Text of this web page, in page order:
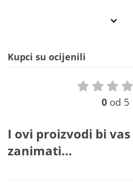
Kupci su ocijenili
0 od 5
I ovi proizvodi bi
zanimati...